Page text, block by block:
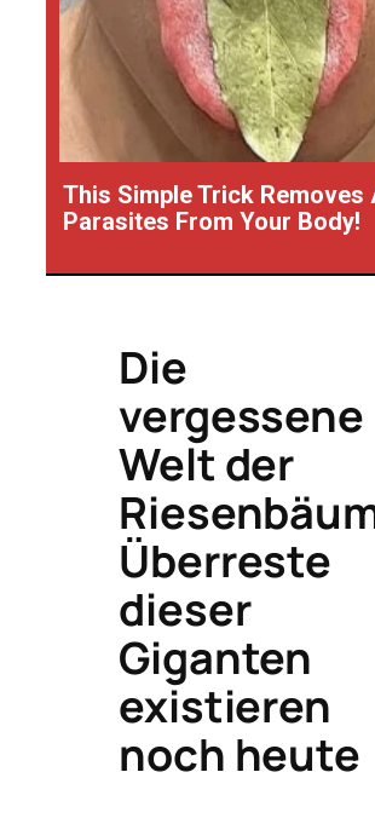
This Simple Trick Removes
Parasites From Your Body!
Die
vergessene
Welt der
Überreste
dieser
Giganten
existieren
noch heute